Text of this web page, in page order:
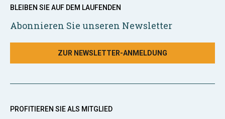
BLEIBEN SIE AUF DEM LAUFENDEN
Abonnieren Sie unseren Newsletter
ZUR NEWSLETTER-ANMELDUNG
PROFITIEREN SIE ALS MITGLIED